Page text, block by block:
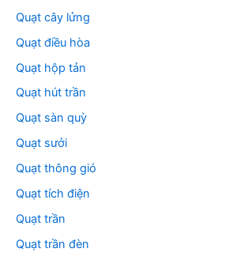
Quạt cây lửng
Quạt điều hòa
Quạt hộp tản
Quạt hút trần
Quạt sàn quỳ
Quạt sưởi
Quạt thông gió
Quạt tích điện
Quạt trần
Quạt trần đèn